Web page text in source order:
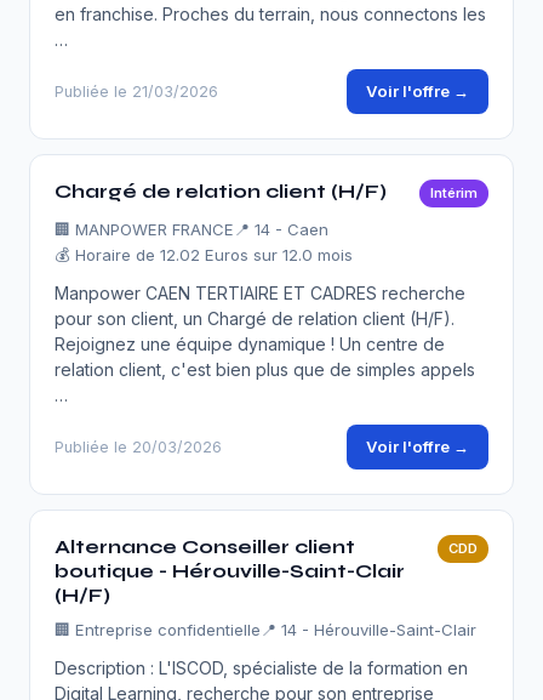
en franchise. Proches du terrain, nous connectons les
…
Publiée le 21/03/2026 Voir l'offre →
Chargé de relation client (H/F) Intérim
🏢 MANPOWER FRANCE 📍 14 - Caen
💰 Horaire de 12.02 Euros sur 12.0 mois
Manpower CAEN TERTIAIRE ET CADRES recherche
pour son client, un Chargé de relation client (H/F).
Rejoignez une équipe dynamique ! Un centre de
relation client, c'est bien plus que de simples appels
…
Publiée le 20/03/2026 Voir l'offre →
Alternance Conseiller client
boutique - Hérouville-Saint-Clair
(H/F)
CDD
🏢 Entreprise confidentielle 📍 14 - Hérouville-Saint-Clair
Description : L'ISCOD, spécialiste de la formation en
Digital Learning, recherche pour son entreprise